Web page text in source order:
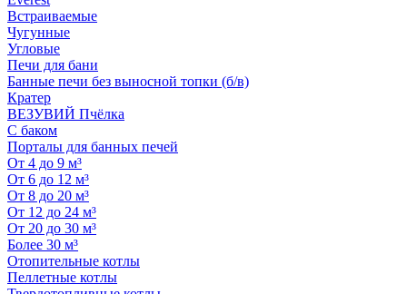
Встраиваемые
Чугунные
Угловые
Печи для бани
Банные печи без выносной топки (б/в)
Кратер
ВЕЗУВИЙ Пчёлка
С баком
Порталы для банных печей
От 4 до 9 м³
От 6 до 12 м³
От 8 до 20 м³
От 12 до 24 м³
От 20 до 30 м³
Более 30 м³
Отопительные котлы
Пеллетные котлы